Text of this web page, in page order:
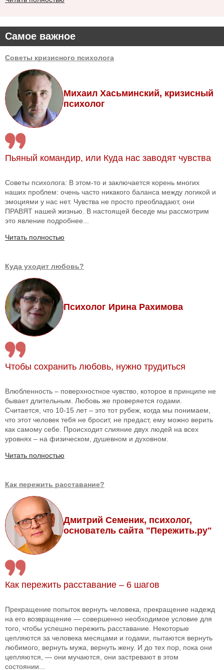
Самое важное
Советы кризисного психолога
Михаил Хасьминский, кризисный
психолог
Пьяный командир, или Куда нас заводят чувства
Советы психолога: В этом-то и заключается корень многих
наших проблем: очень часто никакого баланса между логикой и
эмоциями у нас нет. Чувства не просто преобладают, они
ПРАВЯТ нашей жизнью. В настоящей беседе мы рассмотрим
это явление подробнее...
Читать полностью
Куда уходит любовь?
Психолог Ирина Рахимова
Чтобы сохранить любовь, нужно трудиться
Влюбленность – поверхностное чувство, которое в принципе не
бывает длительным. Любовь же проверяется годами.
Считается, что 10-15 лет – это тот рубеж, когда мы понимаем,
что этот человек тебя не бросит, не предаст, ему можно верить
как самому себе. Происходит слияние двух людей на всех
уровнях – на физическом, душевном и духовном.
Читать полностью
Как пережить расставание?
Дмитрий Семеник, психолог,
основатель сайта "Пережить.ру"
Как пережить расставание – 6 шагов
Прекращение попыток вернуть человека, прекращение надежд
на его возвращение — совершенно необходимое условие для
того, чтобы успешно пережить расставание. Некоторые
цепляются за человека месяцами и годами, пытаются вернуть
любимого, вернуть мужа, вернуть жену. И до тех пор, пока они
цепляются, — они мучаются, они застревают в этом
состоянии...